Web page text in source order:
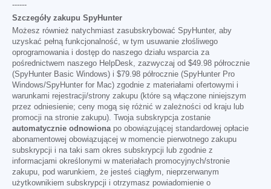
------
Szczegóły zakupu SpyHunter
Możesz również natychmiast zasubskrybować SpyHunter, aby
uzyskać pełną funkcjonalność, w tym usuwanie złośliwego
oprogramowania i dostęp do naszego działu wsparcia za
pośrednictwem naszego HelpDesk, zazwyczaj od $49.98 półrocznie
(SpyHunter Basic Windows) i $79.98 półrocznie (SpyHunter Pro
Windows/SpyHunter for Mac) zgodnie z materiałami ofertowymi i
warunkami rejestracji/strony zakupu (które są włączone niniejszym
przez odniesienie; ceny mogą się różnić w zależności od kraju lub
promocji na stronie zakupu). Twoja subskrypcja zostanie
automatycznie odnowionapo obowiązującej standardowej opłacie
abonamentowej obowiązującej w momencie pierwotnego zakupu
subskrypcji i na taki sam okres subskrypcji lub zgodnie z
informacjami określonymi w materiałach promocyjnych/stronie
zakupu, pod warunkiem, że jesteś ciągłym, nieprzerwanym
użytkownikiem subskrypcji i otrzymasz powiadomienie o